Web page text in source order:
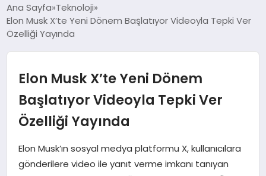
YAŞAM
SAĞLIK
EKONOMI
Ana Sayfa Teknoloji
Elon Musk X’te Yeni Dönem Başlatıyor Videoyla Tepki Ver
Özelliği Yayında
Elon Musk X’te Yeni Dönem
Başlatıyor Videoyla Tepki Ver
Özelliği Yayında
Elon Musk’ın sosyal medya platformu X, kullanıcılara
gönderilere video ile yanıt verme imkanı tanıyan